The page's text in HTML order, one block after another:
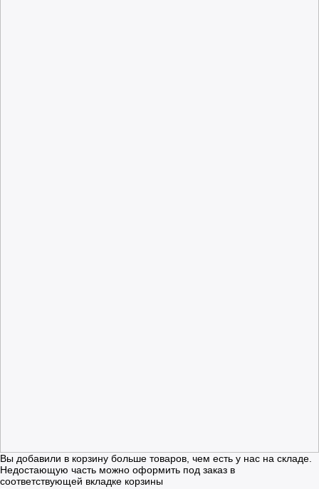
Вы добавили в корзину больше товаров, чем есть у нас на складе.
Недостающую часть можно оформить под заказ в
соответствующей вкладке корзины